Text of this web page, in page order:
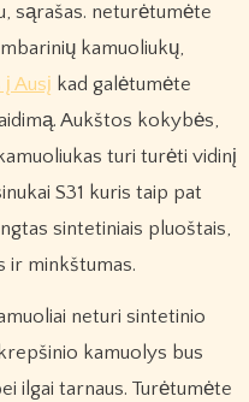
sąrašas. neturėtumėte
kamuoliukų,
Ausį kad galėtumėte
Aukštos kokybės,
turi turėti vidinį
S31 kuris taip pat
sintetiniais pluoštais,
ir minkštumas.
neturi sintetinio
kamuolys bus
ilgai tarnaus. Turėtumėte